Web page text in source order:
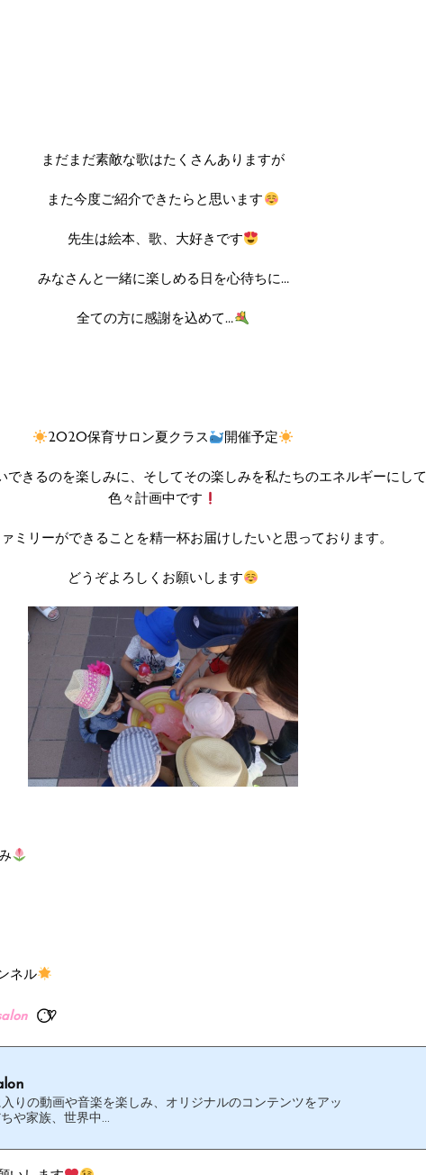
まだまだ素敵な歌はたくさんありますが
また今度ご紹介できたらと思います
先生は絵本、歌、大好きです
みなさんと一緒に楽しめる日を心待ちに…
全ての方に感謝を込めて…
2020保育サロン夏クラス 開催予定
できるのを楽しみに、そしてその楽しみを私たちのエネルギーにして
色々計画中です
ミリーができることを精一杯お届けしたいと思っております。
どうぞよろしくお願いします
ネル
∵⃝♡
りの動画や音楽を楽しみ、オリジナルのコンテンツをアッ
や家族、世界中...